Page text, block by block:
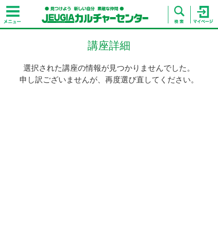
講座詳細
選択された講座の情報が見つかりませんでした。
申し訳ございませんが、再度選び直してください。